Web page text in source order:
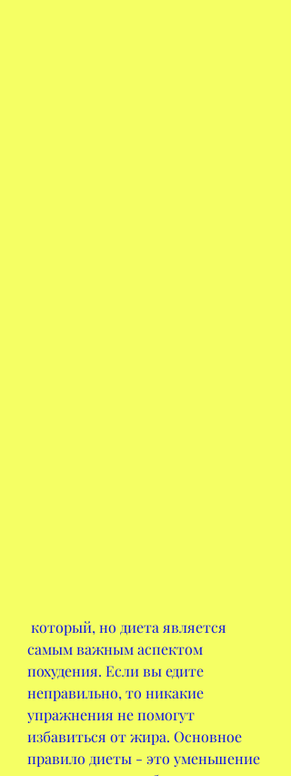
самым важным аспектом
похудения. Если вы едите
неправильно, то никакие
упражнения не помогут
избавиться от жира. Основное
правило диеты - это уменьшение